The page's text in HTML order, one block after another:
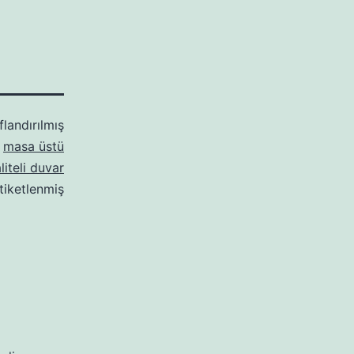
masa üstü
duvar